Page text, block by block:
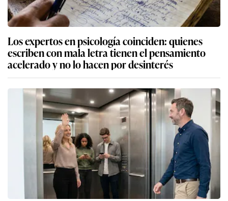
Los expertos en psicología coinciden: quienes
escriben con mala letra tienen el pensamiento
acelerado y no lo hacen por desinterés